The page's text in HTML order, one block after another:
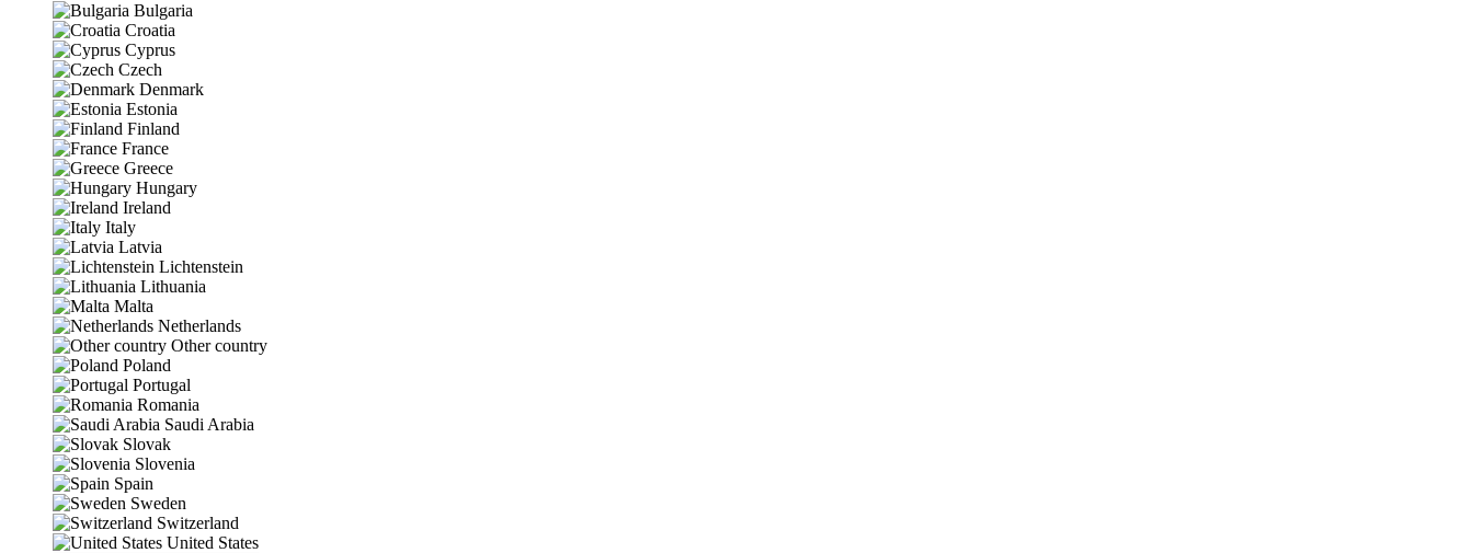
Bulgaria
Croatia
Cyprus
Czech
Denmark
Estonia
Finland
France
Greece
Hungary
Ireland
Italy
Latvia
Lichtenstein
Lithuania
Malta
Netherlands
Other country
Poland
Portugal
Romania
Saudi Arabia
Slovak
Slovenia
Spain
Sweden
Switzerland
United States